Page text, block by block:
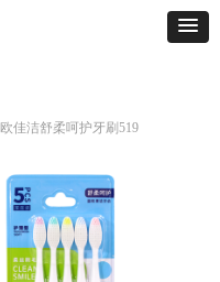
欧佳洁舒柔呵护牙刷519